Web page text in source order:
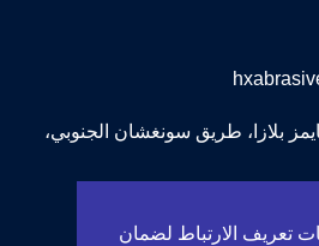
تعريف الارتباط لضمان
ياشينغ تايمز بلازا، طريق سونغشان الجنوبي،